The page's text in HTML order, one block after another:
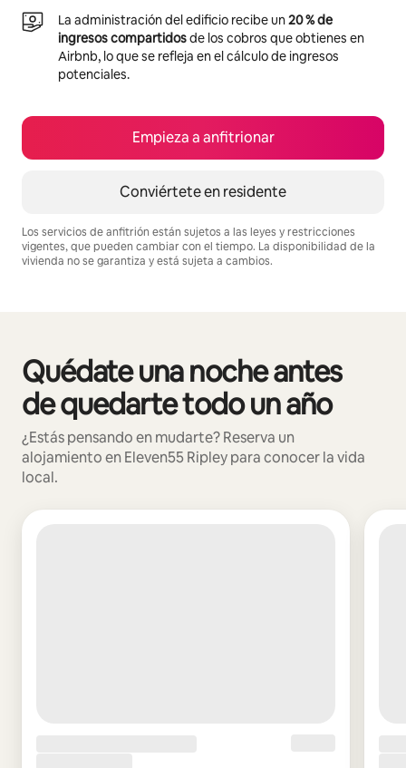
La administración del edificio recibe un20 % de
ingresos compartidosde los cobros que obtienes en
Airbnb, lo que se refleja en el cálculo de ingresos
potenciales.
Empieza a anfitrionar
Conviértete en residente
Los servicios de anfitrión están sujetos a las leyes y restricciones
vigentes, que pueden cambiar con el tiempo. La disponibilidad de la
vivienda no se garantiza y está sujeta a cambios.
Quédate una noche antes
de quedarte todo un año
¿Estás pensando en mudarte? Reserva un
alojamiento en Eleven55 Ripley para conocer la vida
local.
Se muestran0 de 0 elementos